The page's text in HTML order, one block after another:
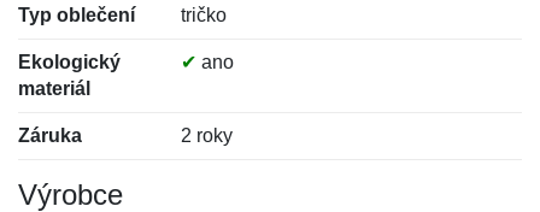
Typ oblečení tričko
Ekologický
materiál
✔ ano
Záruka 2 roky
Výrobce